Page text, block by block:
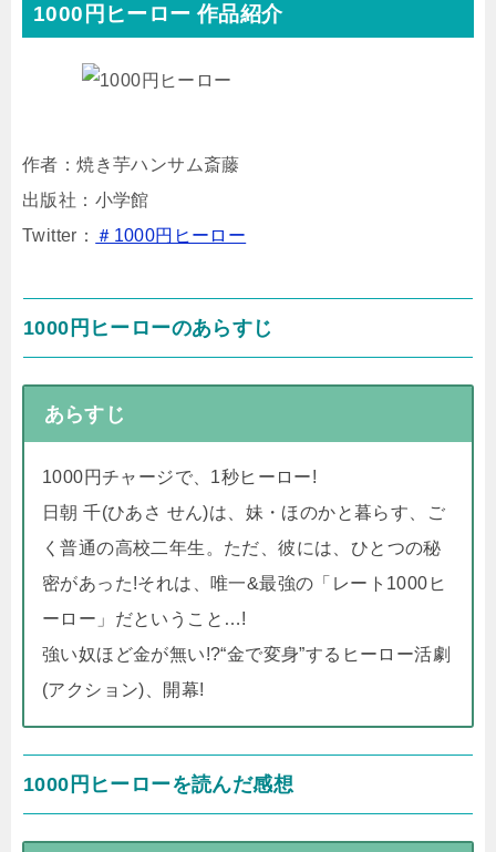
1000円ヒーロー 作品紹介
作者：焼き芋ハンサム斎藤
出版社：小学館
Twitter： ＃1000円ヒーロー
1000円ヒーローのあらすじ
あらすじ
1000円チャージで、1秒ヒーロー!
日朝 千(ひあさ せん)は、妹・ほのかと暮らす、ご
く普通の高校二年生。ただ、彼には、ひとつの秘
密があった!それは、唯一&最強の「レート1000ヒ
ーロー」だということ…!
強い奴ほど金が無い!?“金で変身”するヒーロー活劇
(アクション)、開幕!
1000円ヒーローを読んだ感想